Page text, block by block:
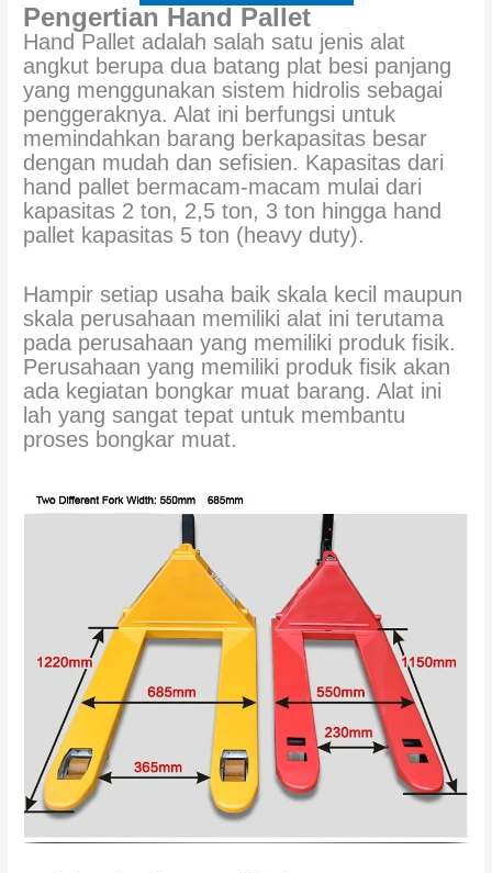
Pengertian Hand Pallet
Hand Pallet adalah salah satu jenis alat
angkut berupa dua batang plat besi panjang
yang menggunakan sistem hidrolis sebagai
penggeraknya. Alat ini berfungsi untuk
memindahkan barang berkapasitas besar
dengan mudah dan sefisien. Kapasitas dari
hand pallet bermacam-macam mulai dari
kapasitas 2 ton, 2,5 ton, 3 ton hingga hand
pallet kapasitas 5 ton (heavy duty).
Hampir setiap usaha baik skala kecil maupun
skala perusahaan memiliki alat ini terutama
pada perusahaan yang memiliki produk fisik.
Perusahaan yang memiliki produk fisik akan
ada kegiatan bongkar muat barang. Alat ini
lah yang sangat tepat untuk membantu
proses bongkar muat.